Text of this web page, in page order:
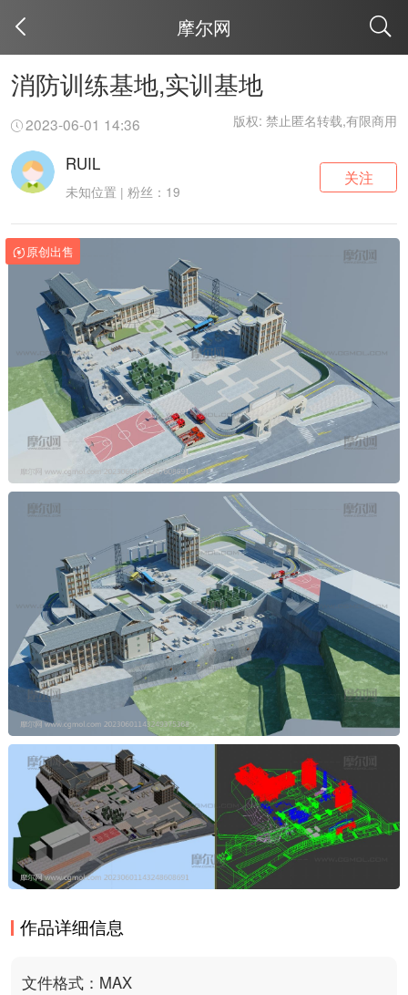
摩尔网
消防训练基地,实训基地
2023-06-01 14:36 版权: 禁止匿名转载,有限商用
RUIL
未知位置 | 粉丝：19
关注
原创出售
作品详细信息
文件格式：MAX
取消